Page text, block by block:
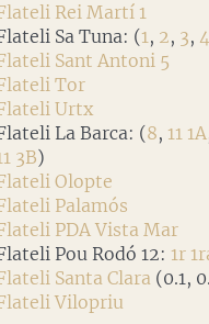
Rei Martí 1
Sa Tuna: (1, 2, 3, 4
Sant Antoni 5
Tor
Urtx
La Barca: (8, 11 1A
3B)
Olopte
Palamós
PDA Vista Mar
Pou Rodó 12: 1r
Santa Clara(0.1,
Vilopriu